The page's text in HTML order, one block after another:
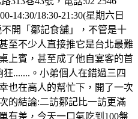
14:30/18:30-21:30(星期六日
開「鄒記食舖」，不管是十
至不少人直接推它是台北最難
上賓，甚至成了他自宴客的首
.......。小弟個人在錯過三四
也在高人的幫忙下，開了一次
的結論:二訪鄒記比一訪更滿
有差，今天一口氣吃到100盤